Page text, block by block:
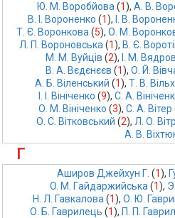
Ю. М. Воробйова (1), А. В.
В. І. Вороненко (1), І. В.
Т. Є. Воронкова (5), О. М.
Л. П. Вороновська (1), В. Є.
М. М. Вуйців (2), І. М.
В. А. Вєдєнєєв (1), О. Й.
А. Б. Віленський (1), Т. В.
І. І. Вініченко (9), С. А.
О. М. Вініченко (3), С. А. Вітер
О. С. Вітковський (2), Л. О.
А. В.
Г
Аширов Джейхун Г. (1),
O. М. Гaйдaржийськa (1),
Н. Л. Гавкалова (1), О. Ю.
О. Б. Гаврилець (1), П. П.